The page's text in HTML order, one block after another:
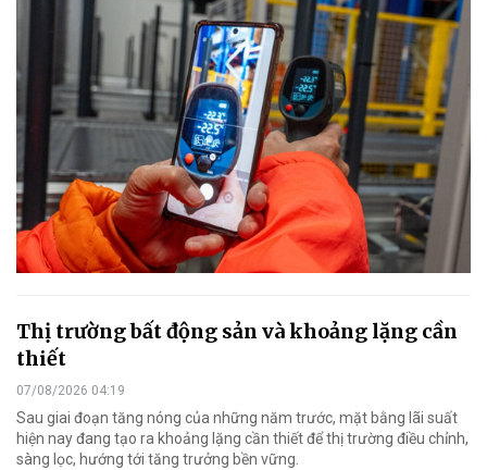
Thị trường bất động sản và khoảng lặng cần
thiết
07/08/2026 04:19
Sau giai đoạn tăng nóng của những năm trước, mặt bằng lãi suất
hiện nay đang tạo ra khoảng lặng cần thiết để thị trường điều chỉnh,
sàng lọc, hướng tới tăng trưởng bền vững.